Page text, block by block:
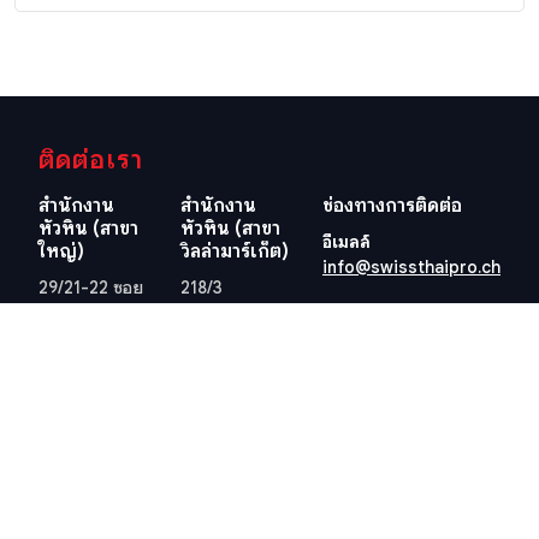
ติดต่อเรา
สำนักงาน
หัวหิน (สาขา
ใหญ่)
29/21-22 ซอย
สำนักงาน
หัวหิน (สาขา
วิลล่ามาร์เก็ต)
218/3
ช่องทางการติดต่อ
อีเมลล์
info@swissthaipro.ch